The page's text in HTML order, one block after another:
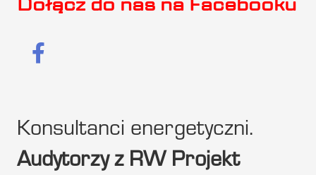
Dołącz do nas na Facebooku
Konsultanci energetyczni.
Audytorzy z RW Projekt